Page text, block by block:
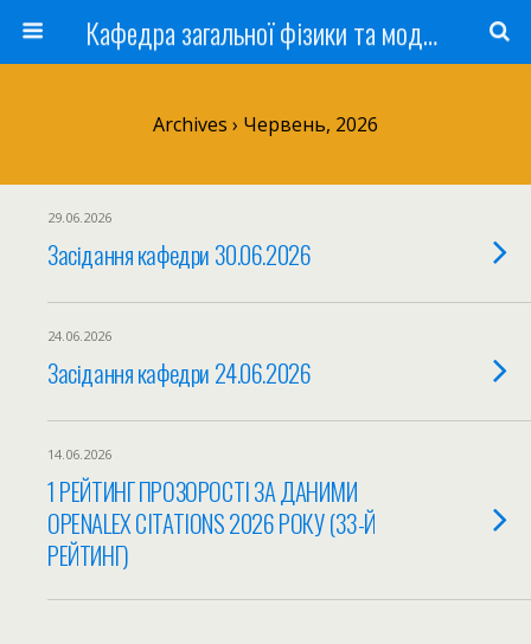
Кафедра загальної фізики та моделювання фізичних процесів
Archives › Червень, 2026
29.06.2026
Засідання кафедри 30.06.2026
24.06.2026
Засідання кафедри 24.06.2026
14.06.2026
1 РЕЙТИНГ ПРОЗОРОСТІ ЗА ДАНИМИ
OPENALEX CITATIONS 2026 РОКУ (33-Й
РЕЙТИНГ)